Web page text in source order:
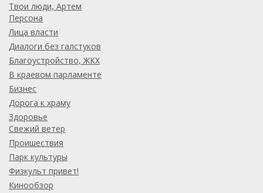
Твои люди, Артем
Персона
Лица власти
Диалоги без галстуков
Благоустройство, ЖКХ
В краевом парламенте
Бизнес
Дорога к храму
Здоровье
Свежий ветер
Проишествия
Парк культуры
Физкульт привет!
Кинообзор